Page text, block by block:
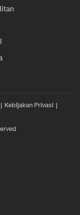
Kebijakan Privasi